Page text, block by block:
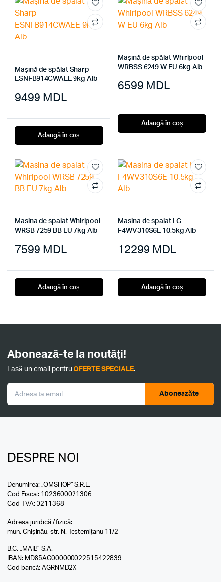
Mașină de spălat Sharp
ESNFB914CWAEE 9kg Alb
9499 MDL
Adaugă în coș
Mașină de spălat Whirlpool
WRBSS 6249 W EU 6kg Alb
6599 MDL
Adaugă în coș
Masina de spalat Whirlpool
WRSB 7259 BB EU 7kg Alb
7599 MDL
Adaugă în coș
Masina de spalat LG
F4WV310S6E 10,5kg Alb
12299 MDL
Adaugă în coș
Abonează-te la noutăți!
Lasă un email pentruOFERTE SPECIALE.
Aboneazăte
DESPRE NOI
Denumirea: „OMSHOP” S.R.L.
Cod Fiscal: 1023600021306
Cod TVA: 0211368
Adresa juridică / fizică:
mun. Chișinău, str. N. Testemițanu 11/2
B.C. „MAIB” S.A.
IBAN: MD85AG000000022515422839
Cod bancă: AGRNMD2X